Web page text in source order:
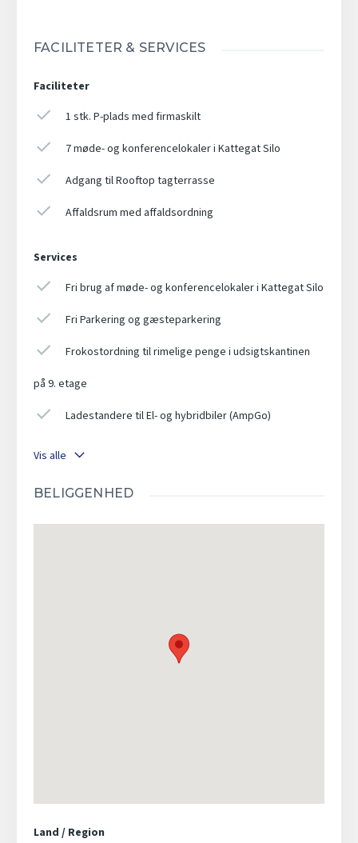
FACILITETER & SERVICES
Faciliteter
1 stk. P-plads med firmaskilt
7 møde- og konferencelokaler i Kattegat Silo
Adgang til Rooftop tagterrasse
Affaldsrum med affaldsordning
Services
Fri brug af møde- og konferencelokaler i Kattegat Silo
Fri Parkering og gæsteparkering
Frokostordning til rimelige penge i udsigtskantinen
på 9. etage
Ladestandere til El- og hybridbiler (AmpGo)
Vis alle
BELIGGENHED
Land / Region